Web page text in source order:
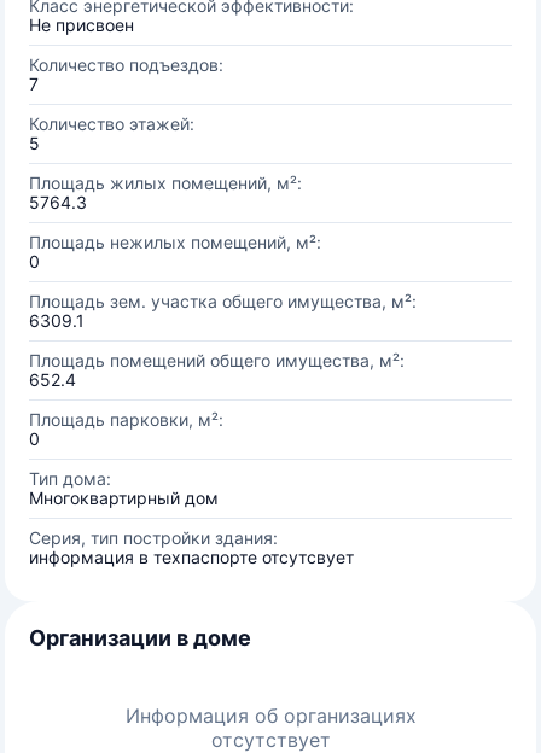
Класс энергетической эффективности:
Не присвоен
Количество подъездов:
7
Количество этажей:
5
Площадь жилых помещений, м²:
5764.3
Площадь нежилых помещений, м²:
0
Площадь зем. участка общего имущества, м²:
6309.1
Площадь помещений общего имущества, м²:
652.4
Площадь парковки, м²:
0
Тип дома:
Многоквартирный дом
Серия, тип постройки здания:
информация в техпаспорте отсутсвует
Организации в доме
Информация об организациях
отсутствует